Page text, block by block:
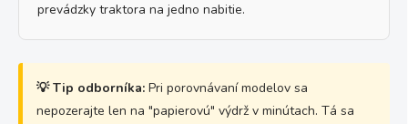
prevádzky traktora na jedno nabitie.
💡 Tip odborníka: Pri porovnávaní modelov sa
nepozerajte len na "papierovú" výdrž v minútach. Tá sa